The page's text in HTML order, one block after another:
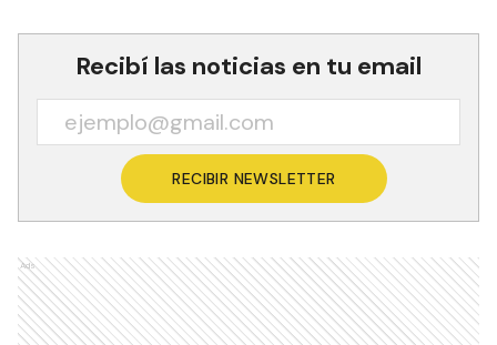
Recibí las noticias en tu email
RECIBIR NEWSLETTER
Ads